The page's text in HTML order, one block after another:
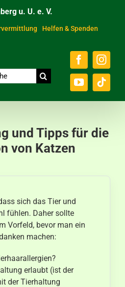
u. U. e. V.
Helfen & Spenden
und Tipps für die
von Katzen
sich das Tier und
fühlen. Daher sollte
Vorfeld, bevor man ein
machen:
erlaubt (ist der
der Tierhaltung